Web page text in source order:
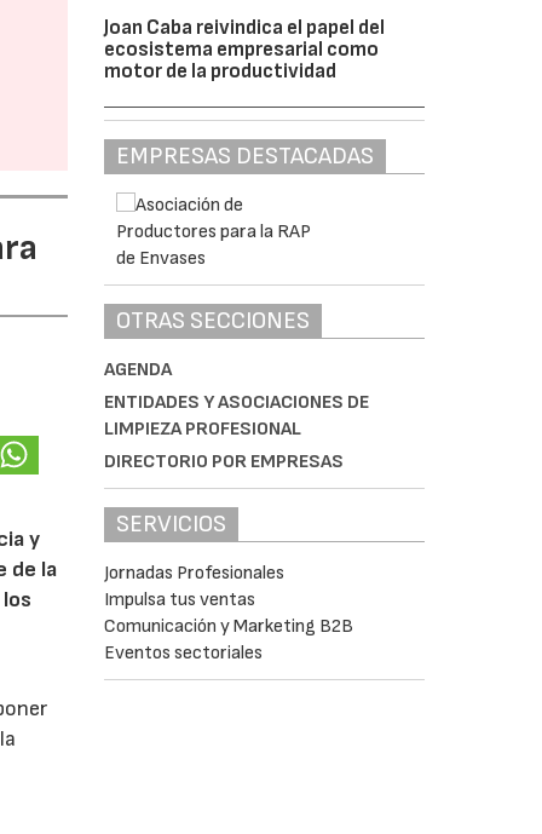
y
de la
Joan Caba reivindica el papel del
ecosistema empresarial como
motor de la productividad
EMPRESAS DESTACADAS
OTRAS SECCIONES
AGENDA
ENTIDADES Y ASOCIACIONES DE
LIMPIEZA PROFESIONAL
DIRECTORIO POR EMPRESAS
SERVICIOS
Jornadas Profesionales
Impulsa tus ventas
Comunicación y Marketing B2B
Eventos sectoriales